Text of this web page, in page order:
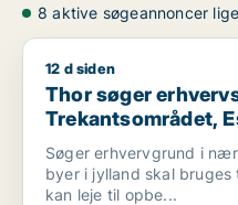
8 aktive søgeannoncer
Thor søger
12 d siden
Thor søger
Trekantsområdet,
m.fl.
Søger erhvervgrund i
byer i jylland skal
kan leje til opbe...